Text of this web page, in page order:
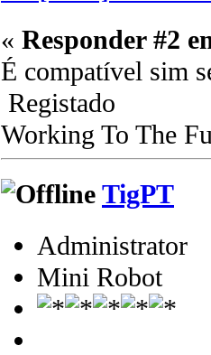
« Responder #2
É compatível sim
Registado
Working To The
TigPT
Administrator
Mini Robot